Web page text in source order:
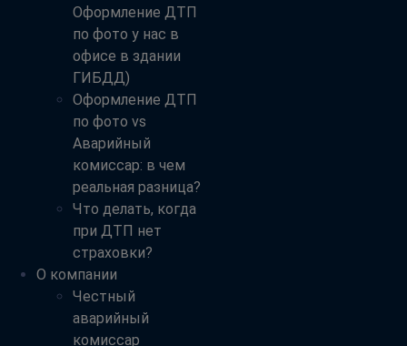
Оформление ДТП
по фото у нас в
офисе в здании
ГИБДД)
Оформление ДТП
по фото vs
Аварийный
комиссар: в чем
реальная разница?
Что делать, когда
при ДТП нет
страховки?
О компании
Честный
аварийный
комиссар